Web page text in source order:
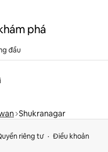
phá
đầu
Shukranagar
riêng tư Điều khoản